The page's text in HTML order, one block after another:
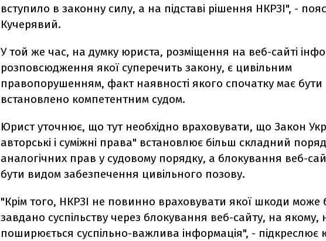
вступило в законну силу, а на підставі рішення НКРЗІ", -
Кучерявий.
У той же час, на думку юриста, розміщення на вeб-сайті
розповсюдження якої суперечить закону, є цивільним
правопорушенням, факт наявності якого спочатку має бути
встановлено компетентним судом.
Юрист уточнює, що тут необхідно враховувати, що Закон
авторські і суміжні права" встановлює більш складний
аналогічних прав у судовому порядку, а блокування вeб-
бути видом забезпечення цивільного позову.
"Крім того, НКРЗІ не повинно враховувати якої шкоди може
завдано суспільству через блокування вeб-сайту, на якому,
поширюється суспільно-важлива інформація", - підкреслює